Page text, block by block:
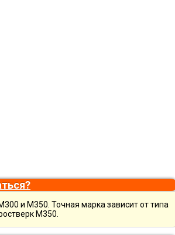
и М350. Точная марка зависит от типа
М350.